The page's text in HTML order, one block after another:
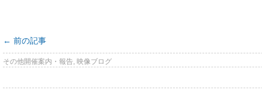
← 前の記事
その他開催案内・報告, 映像ブログ